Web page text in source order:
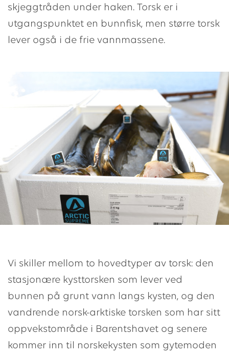
skjeggtråden under haken. Torsk er i
utgangspunktet en bunnfisk, men større torsk
lever også i de frie vannmassene.
Vi skiller mellom to hovedtyper av torsk: den
stasjonære kysttorsken som lever ved
bunnen på grunt vann langs kysten, og den
vandrende norsk-arktiske torsken som har sitt
oppvekstområde i Barentshavet og senere
kommer inn til norskekysten som gytemoden